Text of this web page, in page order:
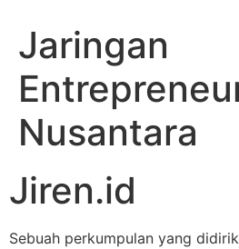
Jaringan
Nusantara
Jiren.id
Sebuah perkumpulan yang